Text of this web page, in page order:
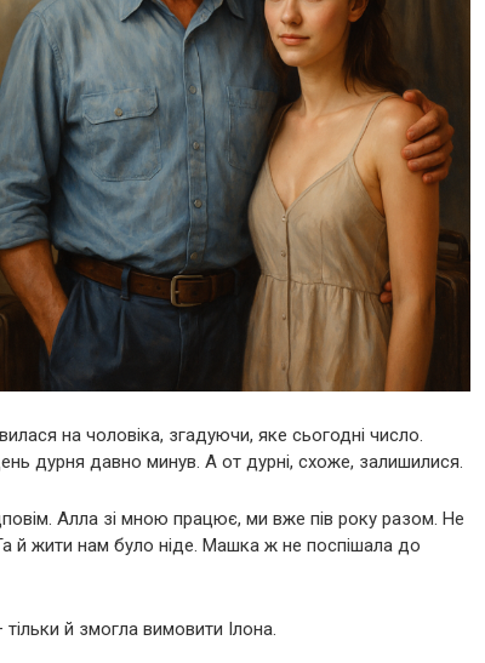
на чоловіка, згадуючи, яке сьогодні число.
дурня давно минув. А от дурні, схоже, залишилися.
Алла зі мною працює, ми вже пів року разом. Не
й жити нам було ніде. Машка ж не поспішала до
й змогла вимовити Ілона.